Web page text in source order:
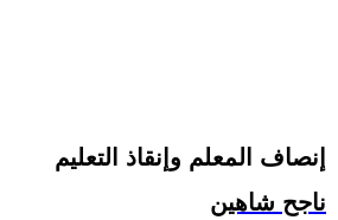
إنصاف المعلم وإنقاذ التعليم
ناجح شاهين